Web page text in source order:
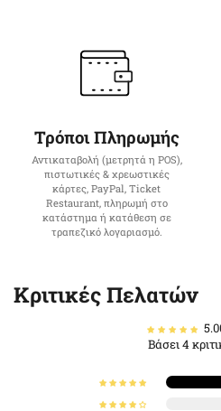
Τρόποι Πληρωμής
Αντικαταβολή (μετρητά η POS),
πιστωτικές & χρεωστικές
κάρτες, PayPal, Ticket
Restaurant, πληρωμή στο
κατάστημα ή κατάθεση σε
τραπεζικό λογαριασμό.
Κριτικές Πελατών
Βάσει 4